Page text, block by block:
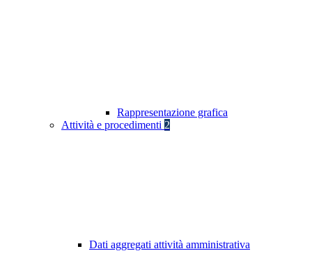
Rappresentazione grafica
Attività e procedimenti 2
Dati aggregati attività amministrativa